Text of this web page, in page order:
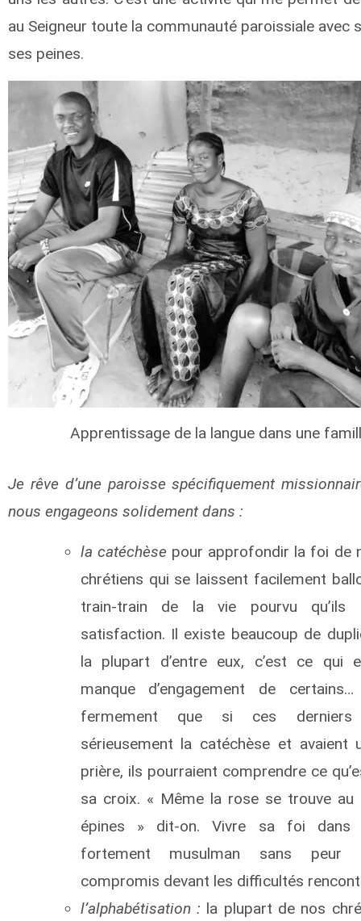
au Seigneur toute la communauté paroissiale avec
ses peines.
Apprentissage de la langue dans une
Je rêve d’une paroisse spécifiquement
nous engageons solidement dans :
la catéchèsepour approfondir la foi de
chrétiens qui se laissent facilement
train-train de la vie pourvu qu’ils
satisfaction. Il existe beaucoup de
la plupart d’entre eux, c’est ce qui
manque d’engagement de
fermement que si ces derniers
sérieusement la catéchèse et avaient
prière, ils pourraient comprendre ce
sa croix. « Même la rose se trouve au
épines » dit-on. Vivre sa foi dans
fortement musulman sans peur
compromis devant les difficultés
l’alphabétisation : la plupart de nos